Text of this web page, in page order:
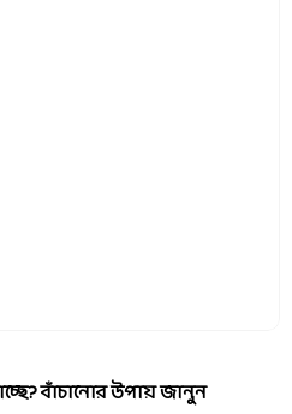
বাঁচানোর উপায় জানুন